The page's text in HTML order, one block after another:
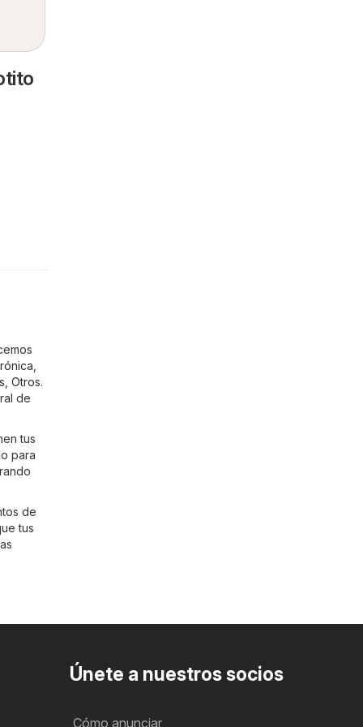
Otros.
de
tus
para
de
tus
Únete a nuestros socios
Cómo anunciar